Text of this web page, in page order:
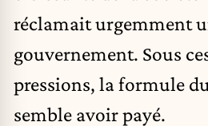
réclamait urgemment
gouvernement. Sous
pressions, la formule
semble avoir payé.